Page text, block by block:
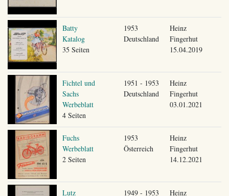
Batty
Katalog
35 Seiten
1953
Deutschland
Heinz
Fingerhut
15.04.2019
Fichtel und
Sachs
Werbeblatt
4 Seiten
1951 - 1953
Deutschland
Heinz
Fingerhut
03.01.2021
Fuchs
Werbeblatt
2 Seiten
1953
Österreich
Heinz
Fingerhut
14.12.2021
Lutz
1949 - 1953
Heinz